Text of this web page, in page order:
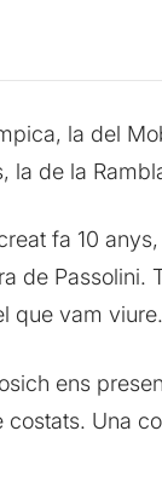
la del
de la
fa 10
de
que vam viure.
ens
Una